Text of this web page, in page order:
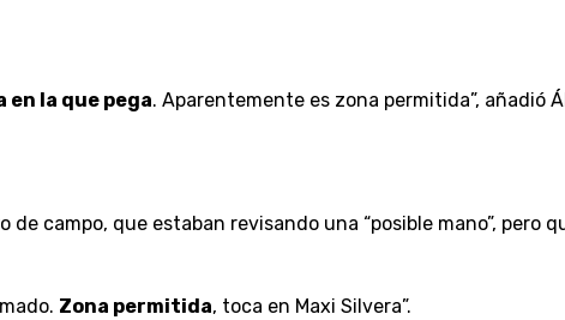
en la que pega. Aparentemente es zona permitida”, añadió
de campo, que estaban revisando una “posible mano”, pero
Zona permitida, toca en Maxi Silvera”.